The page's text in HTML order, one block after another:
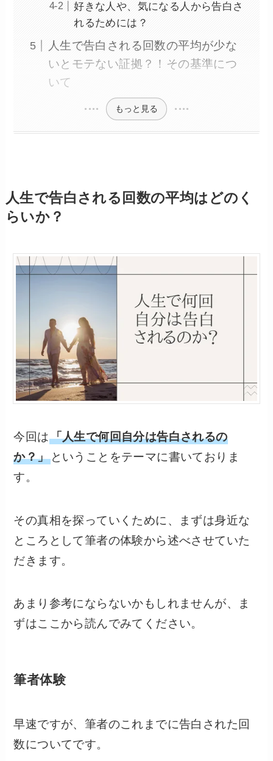
好きな人や、気になる人から告白さ
れるためには？
人生で告白される回数の平均が少な
いとモテない証拠？！その基準につ
いて
もっと見る
人生で告白される回数の平均はどのく
らいか？
今回は「人生で何回自分は告白されるの
か？」ということをテーマに書いておりま
す。
その真相を探っていくために、まずは身近な
ところとして筆者の体験から述べさせていた
だきます。
あまり参考にならないかもしれませんが、ま
ずはここから読んでみてください。
筆者体験
早速ですが、筆者のこれまでに告白された回
数についてです。